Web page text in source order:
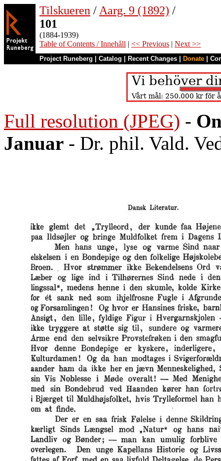
Tilskueren / Aarg. 9 (1892) /
101
(1884-1939)
Table of Contents / Innehåll | << Previous | Next >>
Project Runeberg Catalog Recent Changes Donate
Full resolution (JPEG) -
Januar - Dr. phil. Vald.